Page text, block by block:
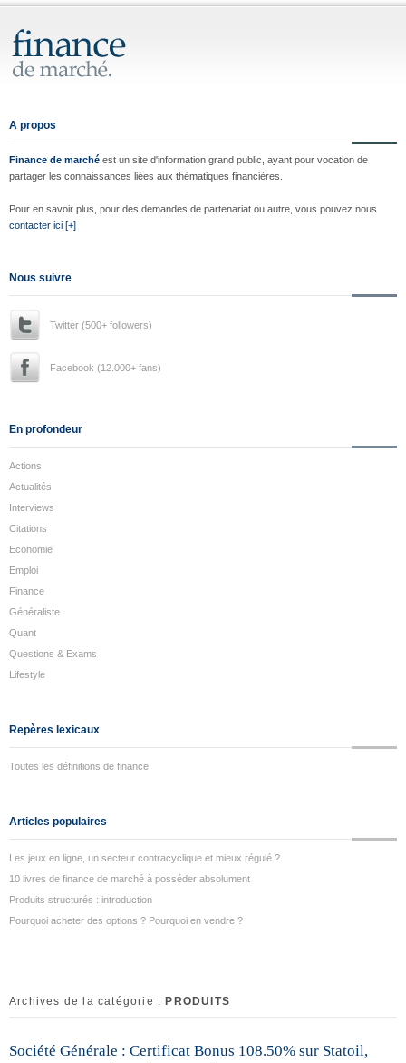
A propos
Finance de marché est un site d'information grand public, ayant pour vocation de
partager les connaissances liées aux thématiques financières.
Pour en savoir plus, pour des demandes de partenariat ou autre, vous pouvez nous
contacter ici [+]
Nous suivre
Twitter (500+ followers)
Facebook (12.000+ fans)
En profondeur
Actions
Actualités
Interviews
Citations
Economie
Emploi
Finance
Généraliste
Quant
Questions & Exams
Lifestyle
Repères lexicaux
Toutes les définitions de finance
Articles populaires
Les jeux en ligne, un secteur contracyclique et mieux régulé ?
10 livres de finance de marché à posséder absolument
Produits structurés : introduction
Pourquoi acheter des options ? Pourquoi en vendre ?
Archives de la catégorie : PRODUITS
Société Générale : Certificat Bonus 108.50% sur Statoil,